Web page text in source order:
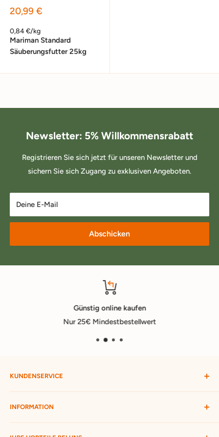
Sonderpreis
20,99 €
0,84 €/kg
Mariman Standard
Säuberungsfutter 25kg
Newsletter: 5% Willkommensrabatt
Registrieren Sie sich jetzt für unseren Newsletter und
sichern Sie sich Zugang zu exklusiven Angeboten.
Deine E-Mail
Abschicken
Günstig online kaufen
Nur 25€ Mindestbestellwert
KUNDENSERVICE
Mein Konto
Widerruf starten
Bestellung verfolgen
INFORMATION
Versandbedingungen